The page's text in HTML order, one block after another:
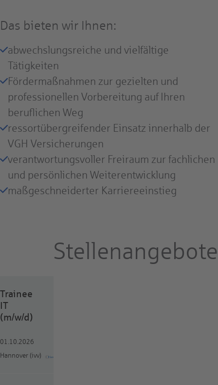
Das bieten wir Ihnen:
abwechslungsreiche und vielfältige
Tätigkeiten
Fördermaßnahmen zur gezielten und
professionellen Vorbereitung auf Ihren
beruflichen Weg
ressortübergreifender Einsatz innerhalb der
VGH Versicherungen
verantwortungsvoller Freiraum zur fachlichen
und persönlichen Weiterentwicklung
maßgeschneiderter Karriereeinstieg
Stellenangebote
Trainee
IT
(m/w/d)
01.10.2026
Hannover (ivv)